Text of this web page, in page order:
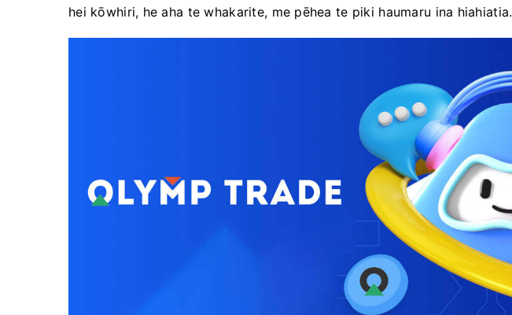
hei kōwhiri, he aha te whakarite, me pēhea te piki haumaru ina hiahiatia.